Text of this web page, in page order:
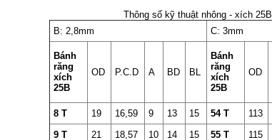
Thông số kỹ thuật nhông - xích 25B
B: 2,8mm
C: 3mm
Bánh
răng
xích
25B
OD P.C.D A BD BL
Bánh
răng
xích
25B
OD
8 T 19 16,59 9 13 15 54 T 113
9 T
21 18,57 10 14 15 55 T 115